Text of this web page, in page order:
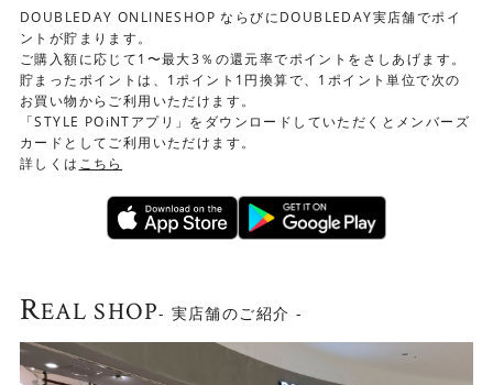
DOUBLEDAY ONLINESHOP ならびにDOUBLEDAY実店舗でポイ
ントが貯まります。
ご購入額に応じて1〜最大3％の還元率でポイントをさしあげます。
貯まったポイントは、1ポイント1円換算で、1ポイント単位で次の
お買い物からご利用いただけます。
「STYLE POiNTアプリ」をダウンロードしていただくとメンバーズ
カードとしてご利用いただけます。
詳しくは こちら
REAL SHOP- 実店舗のご紹介 -